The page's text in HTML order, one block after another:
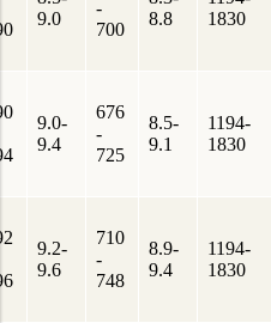
9.0
-
700
8.8
1830
9.0-
9.4
676
-
725
8.5-
9.1
1194-
1830
9.2-
9.6
710
-
748
8.9-
9.4
1194-
1830